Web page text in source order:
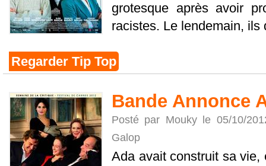
grotesque après avoir
racistes. Le lendemain, ils
Regarder Tip Top
Bande Annonce
Posté par Mouky le 05/10/
Galop
Ada avait construit sa vie,